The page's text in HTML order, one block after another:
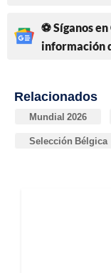
⚽ Síganos
información
Relacionados
Mundial 2026
Selección Bélgica